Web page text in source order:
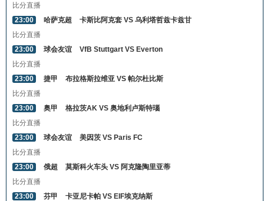
比分直播
23:00
哈萨克超
卡斯比阿克套 VS 乌利塔哲兹卡兹甘
比分直播
23:00
球会友谊
VfB Stuttgart VS Everton
比分直播
23:00
捷甲
布拉格斯拉维亚 VS 帕尔杜比斯
比分直播
23:00
奥甲
格拉茨AK VS 奥地利卢斯特瑙
比分直播
23:00
球会友谊
美因茨 VS Paris FC
比分直播
23:00
俄超
莫斯科火车头 VS 阿克隆陶里亚蒂
比分直播
23:00
芬甲
卡亚尼卡帕 VS EIF埃克纳斯